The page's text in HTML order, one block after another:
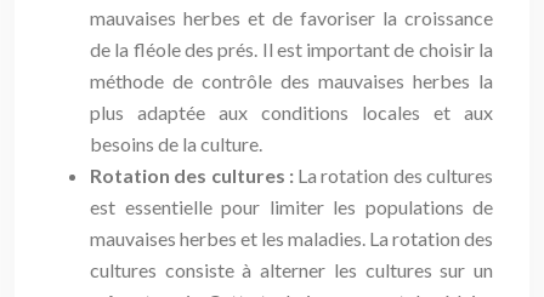
mauvaises herbes et de favoriser la croissance
de la fléole des prés. Il est important de choisir la
méthode de contrôle des mauvaises herbes la
plus adaptée aux conditions locales et aux
besoins de la culture.
Rotation des cultures : La rotation des cultures
est essentielle pour limiter les populations de
mauvaises herbes et les maladies. La rotation des
cultures consiste à alterner les cultures sur un